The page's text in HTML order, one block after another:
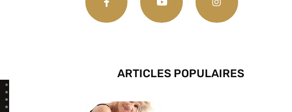
ARTICLES POPULAIRES